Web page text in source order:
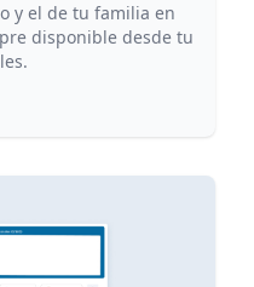
y el de tu familia en
disponible desde tu